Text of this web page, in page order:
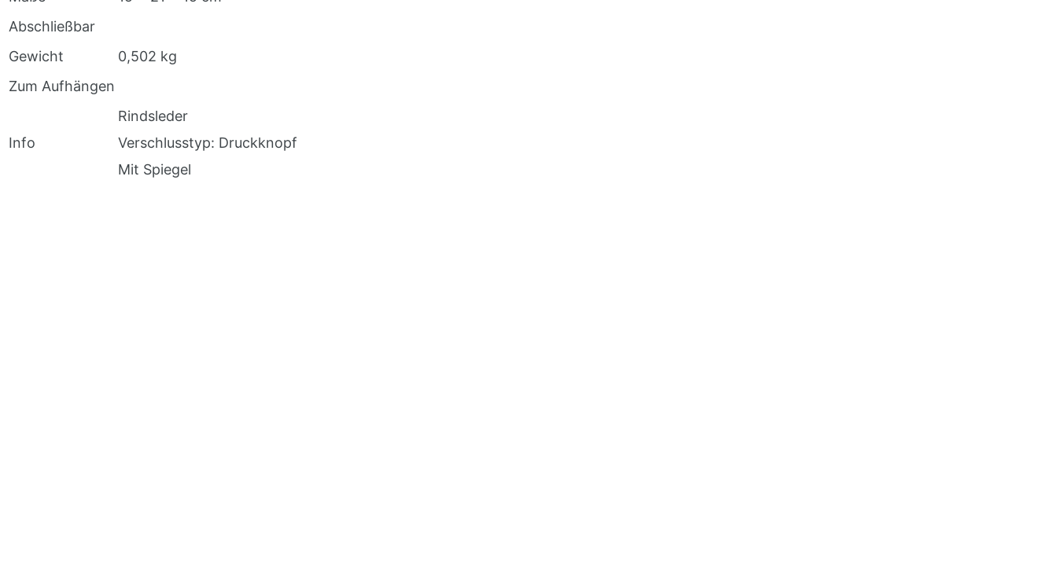
Abschließbar
Gewicht
0,502 kg
Zum Aufhängen
Info
Rindsleder
Verschlusstyp: Druckknopf
Mit Spiegel